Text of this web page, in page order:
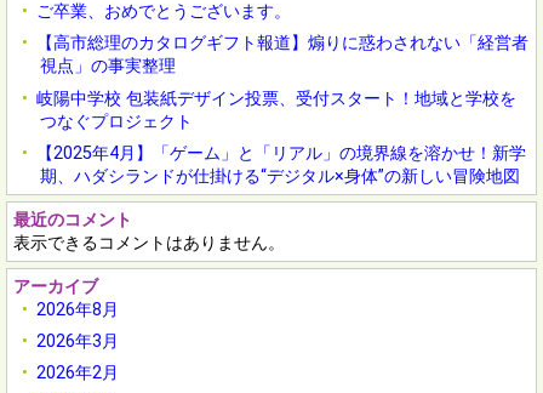
ご卒業、おめでとうございます。
【高市総理のカタログギフト報道】煽りに惑わされない「経営者
視点」の事実整理
岐陽中学校 包装紙デザイン投票、受付スタート！地域と学校を
つなぐプロジェクト
【2025年4月】「ゲーム」と「リアル」の境界線を溶かせ！新学
期、ハダシランドが仕掛ける“デジタル×身体”の新しい冒険地図
最近のコメント
表示できるコメントはありません。
アーカイブ
2026年8月
2026年3月
2026年2月